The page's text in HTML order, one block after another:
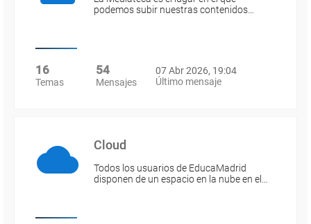
podemos subir nuestras contenidos…
16
Temas
54
Mensajes
07 Abr 2026, 19:04
Último mensaje
Cloud
Todos los usuarios de EducaMadrid
disponen de un espacio en la nube en el…